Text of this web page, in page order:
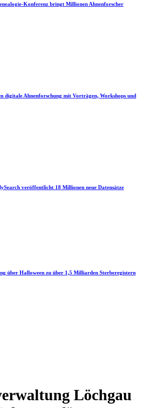
Konferenz bringt Millionen Ahnenforscher
digitale Ahnenforschung mit Vorträgen, Workshops und
veröffentlicht 18 Millionen neue Datensätze
über Halloween zu über 1,5 Milliarden Sterberegistern
Löchgau